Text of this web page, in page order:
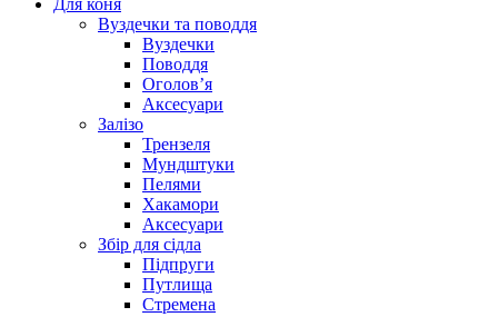
Для коня
Вуздечки та поводдя
Вуздечки
Поводдя
Оголов’я
Аксесуари
Залізо
Трензеля
Мундштуки
Пелями
Хакамори
Аксесуари
Збір для сідла
Підпруги
Путлища
Стремена